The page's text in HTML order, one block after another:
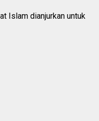
Islam dianjurkan untuk